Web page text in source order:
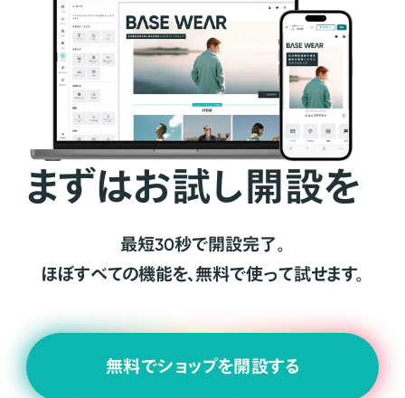
まずはお試し開設を
最短30秒で開設完了。
ほぼすべての機能を、無料で使って試せます。
無料でショップを開設する